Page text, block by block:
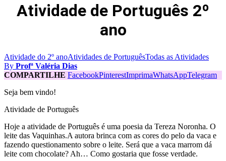
Atividade de Português 2º
ano
Atividade do 2º anoAtividades de PortuguêsTodas as Atividades
By Profª Valéria Dias
COMPARTILHE FacebookPinterestImprimaWhatsAppTelegram
Seja bem vindo!
Atividade de Português
Hoje a atividade de Português é uma poesia da Tereza Noronha. O
leite das Vaquinhas.A autora brinca com as cores do pelo da vaca e
fazendo questionamento sobre o leite. Será que a vaca marrom dá
leite com chocolate? Ah… Como gostaria que fosse verdade.